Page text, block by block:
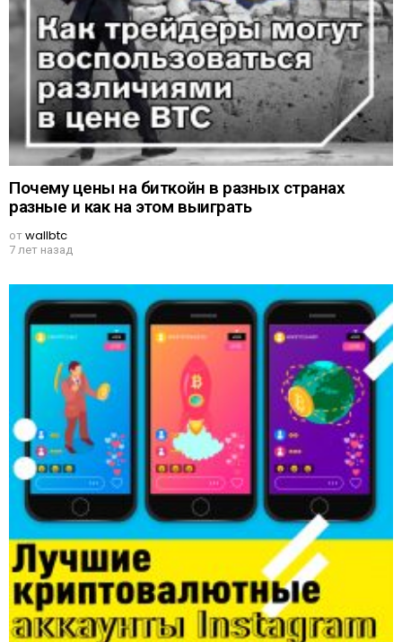
Почему цены на биткойн в разных странах
разные и как на этом выиграть
отwallbtc
7 лет назад